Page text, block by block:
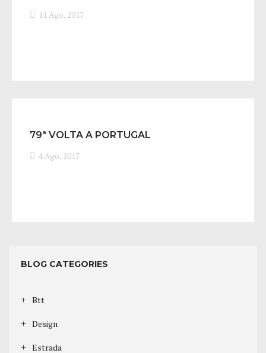
11 Ago, 2017
79ª VOLTA A PORTUGAL
4 Ago, 2017
BLOG CATEGORIES
Btt
Design
Estrada